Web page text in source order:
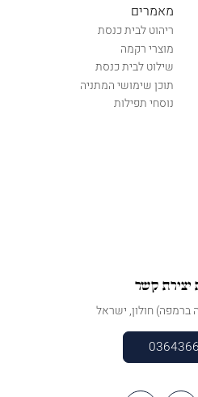
מאמרים
ריהוט לבית כנסת
מוצרי רקמה
שילוט לבית כנסת
תוכן שימושי המתניה
נוסחי תפילות
יצירת קשר